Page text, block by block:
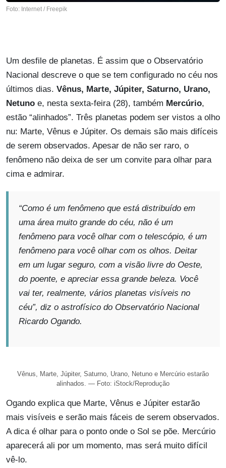
Foto: Internet / Freepik
Um desfile de planetas. É assim que o Observatório
Nacional descreve o que se tem configurado no céu nos
últimos dias. Vênus, Marte, Júpiter, Saturno, Urano,
Netuno e, nesta sexta-feira (28), também Mercúrio,
estão “alinhados”. Três planetas podem ser vistos a olho
nu: Marte, Vênus e Júpiter. Os demais são mais difíceis
de serem observados. Apesar de não ser raro, o
fenômeno não deixa de ser um convite para olhar para
cima e admirar.
“Como é um fenômeno que está distribuído em
uma área muito grande do céu, não é um
fenômeno para você olhar com o telescópio, é um
fenômeno para você olhar com os olhos. Deitar
em um lugar seguro, com a visão livre do Oeste,
do poente, e apreciar essa grande beleza. Você
vai ter, realmente, vários planetas visíveis no
céu”, diz o astrofísico do Observatório Nacional
Ricardo Ogando.
Vênus, Marte, Júpiter, Saturno, Urano, Netuno e Mercúrio estarão
alinhados. — Foto: iStock/Reprodução
Ogando explica que Marte, Vênus e Júpiter estarão
mais visíveis e serão mais fáceis de serem observados.
A dica é olhar para o ponto onde o Sol se põe. Mercúrio
aparecerá ali por um momento, mas será muito difícil
vê-lo.